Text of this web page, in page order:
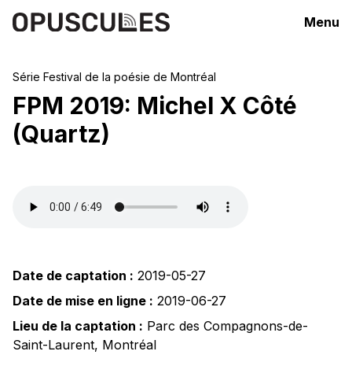
Menu
Série Festival de la poésie de Montréal
FPM 2019: Michel X Côté
(Quartz)
Date de captation : 2019-05-27
Date de mise en ligne : 2019-06-27
Lieu de la captation : Parc des Compagnons-de-
Saint-Laurent, Montréal